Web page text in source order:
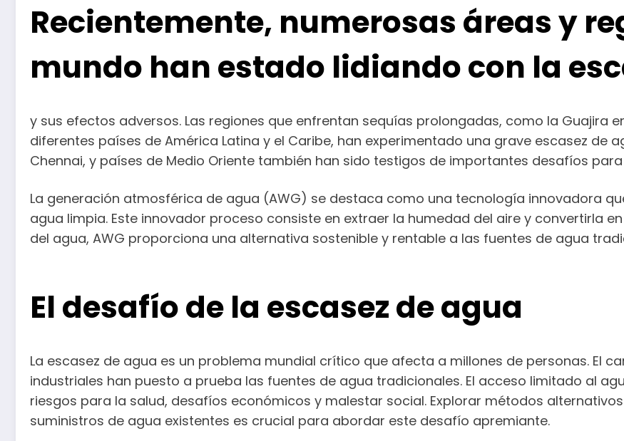
Recientemente, numerosas áreas y
mundo han estado lidiando con la
y sus efectos adversos. Las regiones que enfrentan sequías prolongadas, como la Guajira
diferentes países de América Latina y el Caribe, han experimentado una grave escasez de
Chennai, y países de Medio Oriente también han sido testigos de importantes desafíos
La generación atmosférica de agua (AWG) se destaca como una tecnología innovadora
agua limpia. Este innovador proceso consiste en extraer la humedad del aire y convertirla
del agua, AWG proporciona una alternativa sostenible y rentable a las fuentes de agua
El desafío de la escasez de agua
La escasez de agua es un problema mundial crítico que afecta a millones de personas. El
industriales han puesto a prueba las fuentes de agua tradicionales. El acceso limitado al
riesgos para la salud, desafíos económicos y malestar social. Explorar métodos
suministros de agua existentes es crucial para abordar este desafío apremiante.